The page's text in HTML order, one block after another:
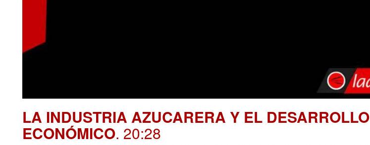
LA INDUSTRIA AZUCARERA Y EL DESARROLLO
ECONÓMICO. 20:28